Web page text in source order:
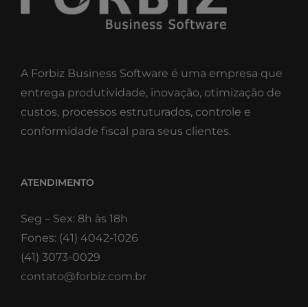
A Forbiz Business Software é uma empresa que
entrega produtividade, inovação, otimização de
custos, processos estruturados, controle e
conformidade fiscal para seus clientes.
ATENDIMENTO
Seg – Sex: 8h às 18h
Fones: (41) 4042-1026
(41) 3073-0029
contato@forbiz.com.br